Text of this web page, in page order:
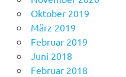
Oktober 2019
März 2019
Februar 2019
Juni 2018
Februar 2018